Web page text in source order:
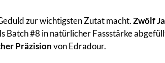
zur wichtigsten Zutat macht.Zwölf
#8 in natürlicher Fassstärke
Präzisionvon Edradour.